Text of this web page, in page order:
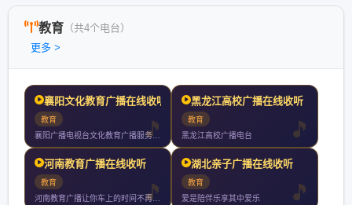
教育 （共4个电台）
更多 >
襄阳文化教育广播在线收听
教育
襄阳广播电视台文化教育广播服务有车一族有孩一族单身一族等全受
黑龙江高校广播在线收听
教育
黑龙江高校广播电台
河南教育广播在线收听
教育
河南教育广播让你车上的时间不再无聊用有趣的方式打开知识随时打
湖北亲子广播在线收听
教育
爱是陪伴乐享其中爱乐